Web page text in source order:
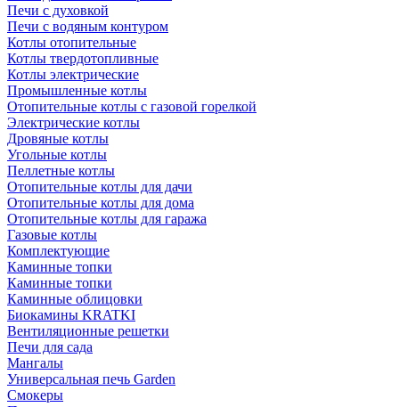
Печи с духовкой
Печи с водяным контуром
Котлы отопительные
Котлы твердотопливные
Котлы электрические
Промышленные котлы
Отопительные котлы с газовой горелкой
Электрические котлы
Дровяные котлы
Угольные котлы
Пеллетные котлы
Отопительные котлы для дачи
Отопительные котлы для дома
Отопительные котлы для гаража
Газовые котлы
Комплектующие
Каминные топки
Каминные топки
Каминные облицовки
Биокамины KRATKI
Вентиляционные решетки
Печи для сада
Мангалы
Универсальная печь Garden
Смокеры